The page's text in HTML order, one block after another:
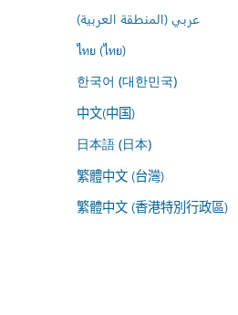
عربي (المنطقة العربية)
ไทย (ไทย)
한국어 (대한민국)
中文(中国)
日本語 (日本)
繁體中文 (台灣)
繁體中文 (香港特別行政區)